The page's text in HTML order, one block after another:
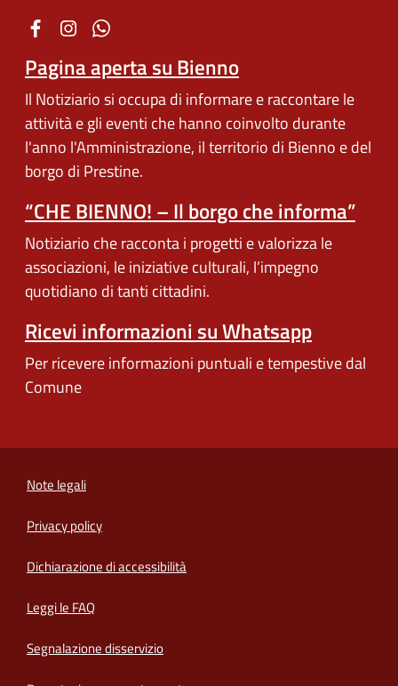
Pagina aperta su Bienno
Il Notiziario si occupa di informare e raccontare le
attività e gli eventi che hanno coinvolto durante
l'anno l'Amministrazione, il territorio di Bienno e del
borgo di Prestine.
“CHE BIENNO! – Il borgo che informa”
Notiziario che racconta i progetti e valorizza le
associazioni, le iniziative culturali, l’impegno
quotidiano di tanti cittadini.
Ricevi informazioni su Whatsapp
Per ricevere informazioni puntuali e tempestive dal
Comune
Note legali
Privacy policy
Dichiarazione di accessibilità
Leggi le FAQ
Segnalazione disservizio